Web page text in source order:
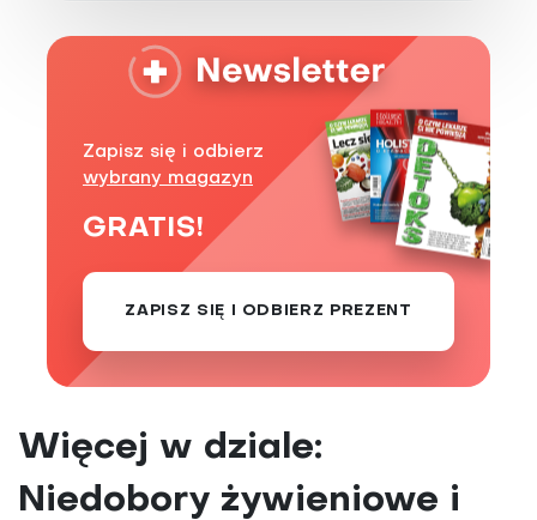
Zapisz się i odbierz
wybrany magazyn
GRATIS!
ZAPISZ SIĘ I ODBIERZ PREZENT
Więcej w dziale:
Niedobory żywieniowe i